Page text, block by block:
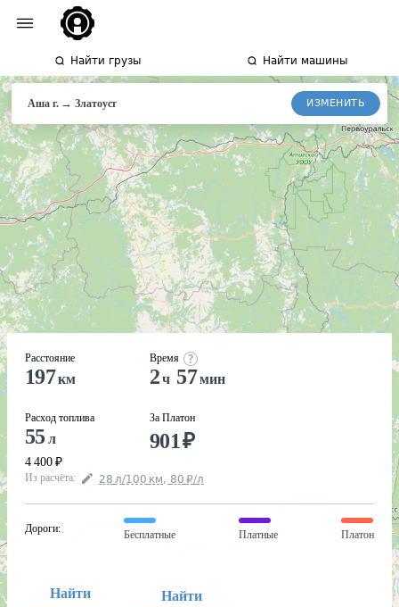
Найти грузы Найти машины
Аша г.→Златоуст ИЗМЕНИТЬ
Расстояние
197км
Расход топлива
55 л
4 400 ₽
Время
2 ч 57мин
За Платон
901₽
Из расчёта: 28 л/100 км, 80 ₽/л
Дороги:
Бесплатные Платные Платон
Найти Найти